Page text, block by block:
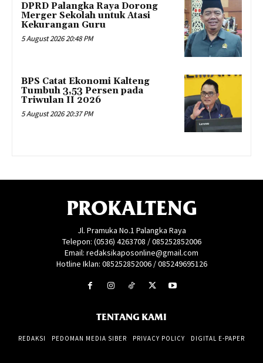
DPRD Palangka Raya Dorong
Merger Sekolah untuk Atasi
Kekurangan Guru
5 August 2026 20:48 PM
BPS Catat Ekonomi Kalteng
Tumbuh 3,53 Persen pada
Triwulan II 2026
5 August 2026 20:37 PM
PROKALTENG
Jl. Pramuka No.1 Palangka Raya
Telepon: (0536) 4263708 / 085252852006
Email: redaksikaposonline@gmail.com
Hotline Iklan: 085252852006 / 085249695126
TENTANG KAMI
REDAKSI PEDOMAN MEDIA SIBER PRIVACY POLICY DIGITAL E-PAPER